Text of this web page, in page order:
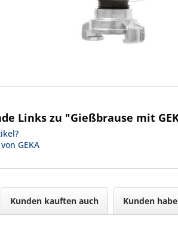
Links zu "Gießbrause mit
GEKA
Kunden kauften auch Kunden